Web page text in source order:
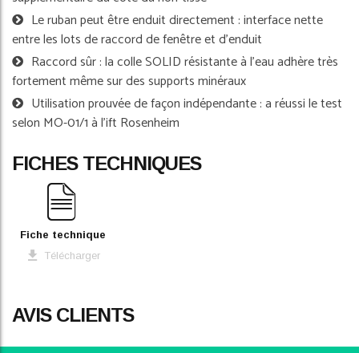
Le ruban peut être enduit directement : interface nette
entre les lots de raccord de fenêtre et d’enduit
Raccord sûr : la colle SOLID résistante à l'eau adhère très
fortement même sur des supports minéraux
Utilisation prouvée de façon indépendante : a réussi le test
selon MO-01/1 à l'ift Rosenheim
FICHES TECHNIQUES
Fiche technique
Télécharger
AVIS CLIENTS